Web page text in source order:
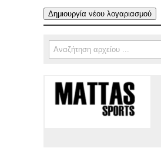
Φόρμα αναζήτησης
Αναζήτηση